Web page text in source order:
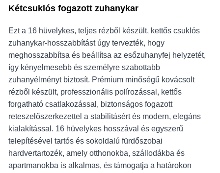
Kétcsuklós fogazott zuhanykar
Ezt a 16 hüvelykes, teljes rézből készült, kettős csuklós
zuhanykar-hosszabbítást úgy tervezték, hogy
meghosszabbítsa és beállítsa az esőzuhanyfej helyzetét,
így kényelmesebb és személyre szabottabb
zuhanyélményt biztosít. Prémium minőségű kovácsolt
rézből készült, professzionális polírozással, kettős
forgatható csatlakozással, biztonságos fogazott
reteszelőszerkezettel a stabilitásért és modern, elegáns
kialakítással. 16 hüvelykes hosszával és egyszerű
telepítésével tartós és sokoldalú fürdőszobai
hardvertartozék, amely otthonokba, szállodákba és
apartmanokba is alkalmas, és támogatja a határokon